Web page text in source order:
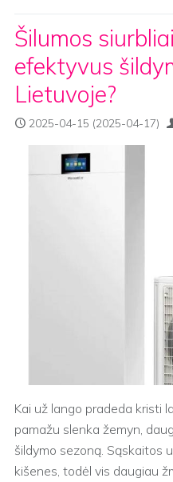
Šilumos
efektyvus
Lietuvoje?
2025-04-15 (2025-04-17)
Kai už lango pradeda kristi
pamažu slenka žemyn,
šildymo sezoną. Sąskaitos
kišenes, todėl vis daugiau